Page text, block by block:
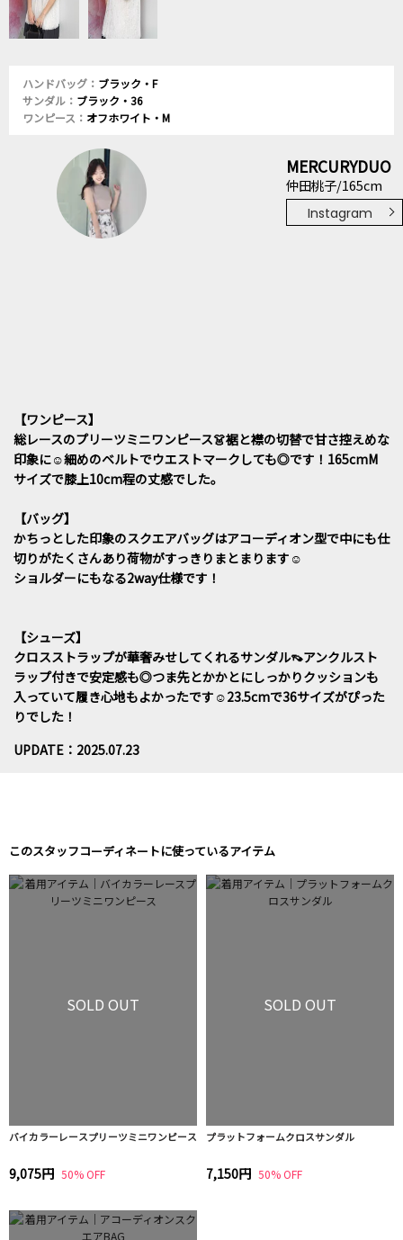
ハンドバッグ： ブラック・F
サンダル： ブラック・36
ワンピース： オフホワイト・M
MERCURYDUO
仲田桃子/165cm
Instagram
【ワンピース】
総レースのプリーツミニワンピース👗裾と襟の切替で甘さ控えめな
印象に☺️細めのベルトでウエストマークしても◎です！165cmM
サイズで膝上10cm程の丈感でした。
【バッグ】
かちっとした印象のスクエアバッグはアコーディオン型で中にも仕
切りがたくさんあり荷物がすっきりまとまります☺️
ショルダーにもなる2way仕様です！
【シューズ】
クロスストラップが華奢みせしてくれるサンダル👡アンクルスト
ラップ付きで安定感も◎つま先とかかとにしっかりクッションも
入っていて履き心地もよかったです☺️23.5cmで36サイズがぴった
りでした！
UPDATE：2025.07.23
このスタッフコーディネートに使っているアイテム
SOLD OUT
バイカラーレースプリーツミニワンピース
9,075円 50% OFF
SOLD OUT
プラットフォームクロスサンダル
7,150円 50% OFF